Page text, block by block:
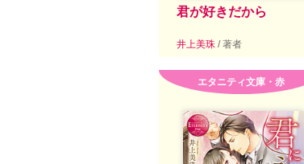
君が好きだから
井上美珠 / 著者
エタニティ文庫・赤